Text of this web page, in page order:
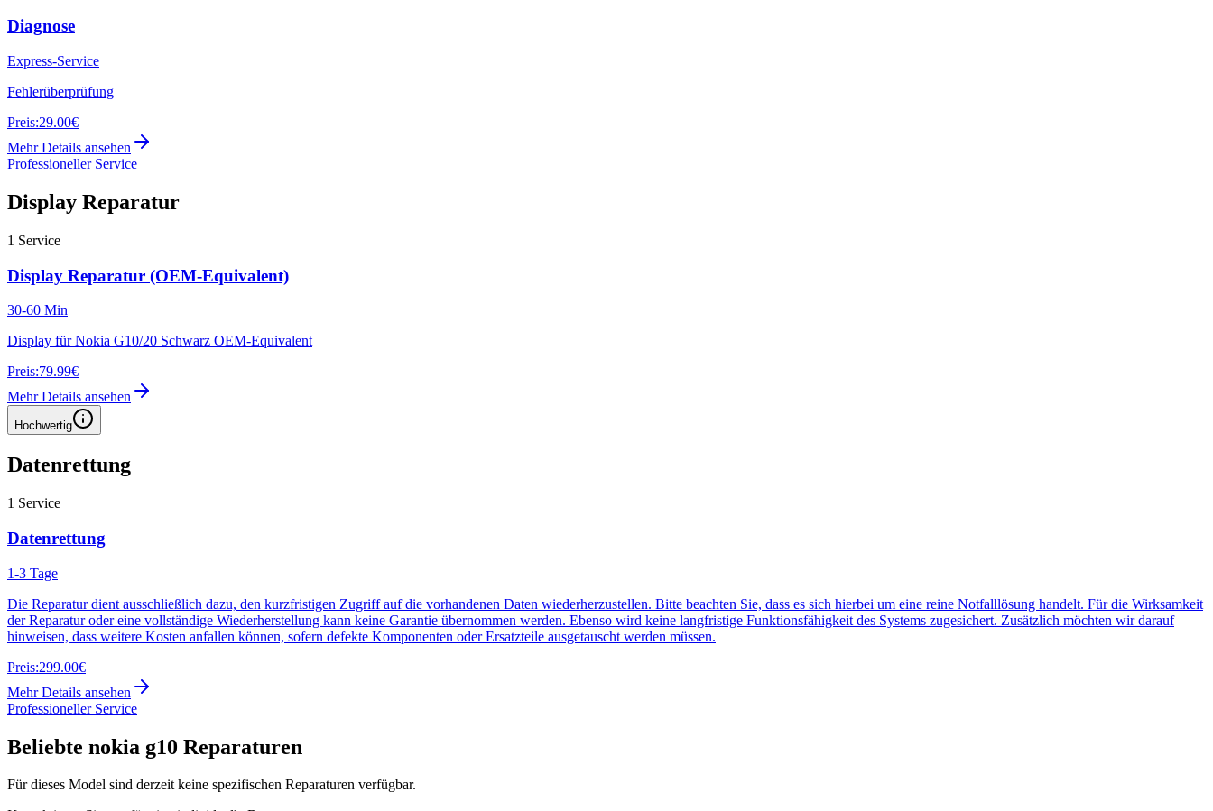
Diagnose
Express-Service
Fehlerüberprüfung
Preis:29.00€
Mehr Details ansehen
Professioneller Service
Display Reparatur
1 Service
Display Reparatur (OEM-Equivalent)
30-60 Min
Display für Nokia G10/20 Schwarz OEM-Equivalent
Preis:79.99€
Mehr Details ansehen
Hochwertig
Datenrettung
1 Service
Datenrettung
1-3 Tage
Die Reparatur dient ausschließlich dazu, den kurzfristigen Zugriff auf die vorhandenen Daten wiederherzustellen. Bitte beachten Sie, dass es sich hierbei um eine reine Notfalllösung handelt. Für die Wirksamkeit
der Reparatur oder eine vollständige Wiederherstellung kann keine Garantie übernommen werden. Ebenso wird keine langfristige Funktionsfähigkeit des Systems zugesichert. Zusätzlich möchten wir darauf
hinweisen, dass weitere Kosten anfallen können, sofern defekte Komponenten oder Ersatzteile ausgetauscht werden müssen.
Preis:299.00€
Mehr Details ansehen
Professioneller Service
Beliebte nokia g10 Reparaturen
Für dieses Model sind derzeit keine spezifischen Reparaturen verfügbar.